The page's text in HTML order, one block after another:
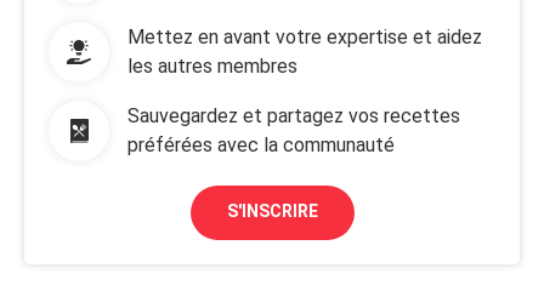
Mettez en avant votre expertise et aidez
les autres membres
Sauvegardez et partagez vos recettes
préférées avec la communauté
S'INSCRIRE